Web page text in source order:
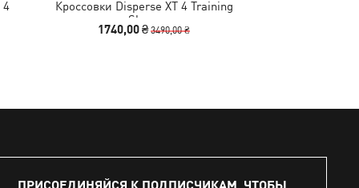
4
Кроссовки Disperse XT 4 Training
Shoes
1740,00 ₴3490,00 ₴
ПРИСОЕДИНЯЙСЯ К ПОДПИСЧИКАМ, ЧТОБЫ